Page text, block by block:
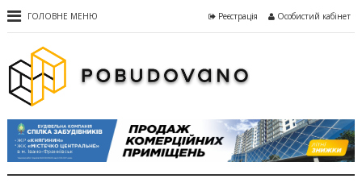
ГОЛОВНЕ МЕНЮ Реєстрація Особистий кабінет